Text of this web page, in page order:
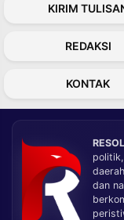
KIRIM
REDAKSI
KONTAK
dan